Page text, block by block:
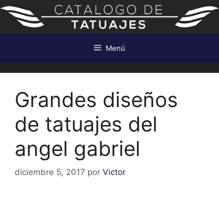
Saltar
contenido
Menú
Grandes diseños
de tatuajes del
angel gabriel
diciembre 5, 2017 por Victor